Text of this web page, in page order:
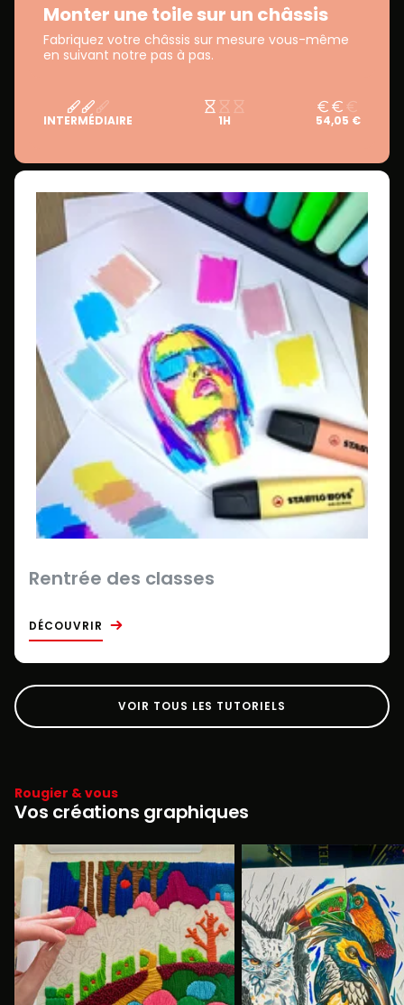
Monter une toile sur un châssis
Fabriquez votre châssis sur mesure vous-même
en suivant notre pas à pas.
INTERMÉDIAIRE 1H 54,05 €
Rentrée des classes
DÉCOUVRIR
VOIR TOUS LES TUTORIELS
Rougier & vous
Vos créations graphiques